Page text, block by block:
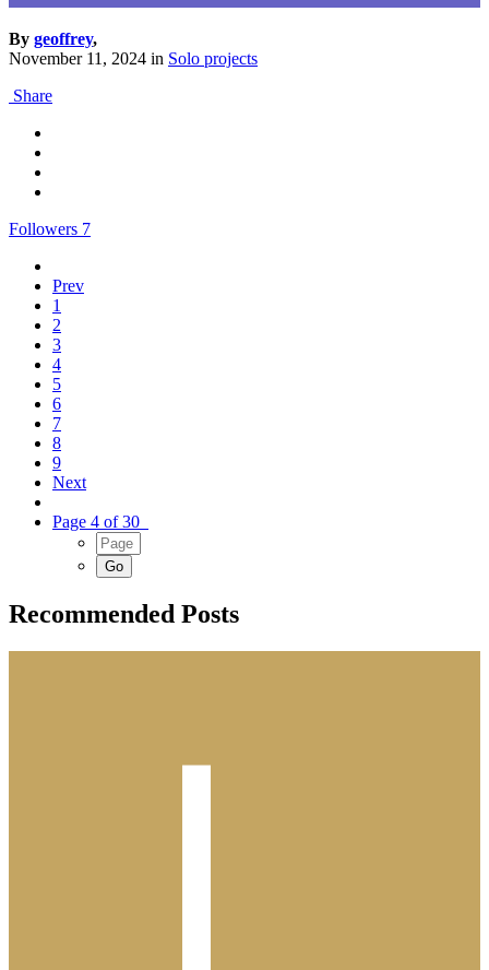
By geoffrey,
November 11, 2024 in Solo projects
Share
Followers 7
Prev
1
2
3
4
5
6
7
8
9
Next
Page 4 of 30
Recommended Posts